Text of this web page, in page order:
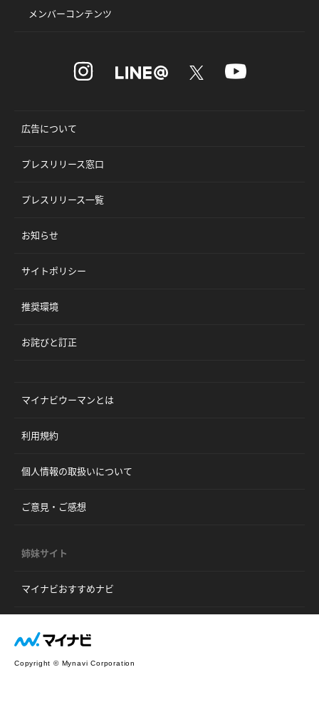
メンバーコンテンツ
広告について
プレスリリース窓口
プレスリリース一覧
お知らせ
サイトポリシー
推奨環境
お詫びと訂正
マイナビウーマンとは
利用規約
個人情報の取扱いについて
ご意見・ご感想
姉妹サイト
マイナビおすすめナビ
Copyright © Mynavi Corporation